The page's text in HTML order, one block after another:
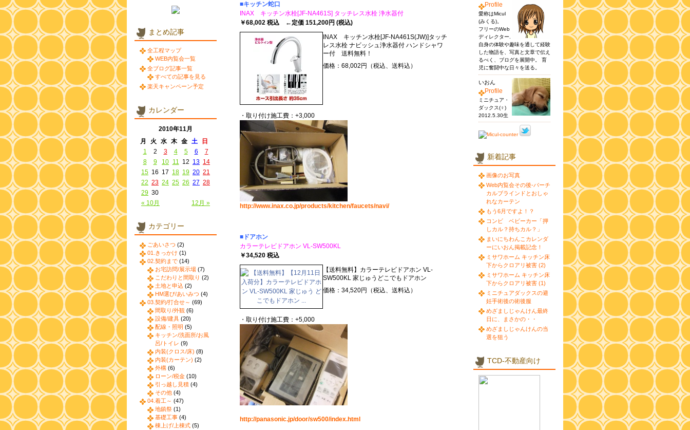
■キッチン蛇口
INAX キッチン水栓[JF-NA461S] タッチレス水栓 浄水器付
￥68,002 税込 ←定価 151,200円 (税込)
INAX キッチン水栓[JF-NA461S(JW)]タッチ
レス水栓 ナビッシュ浄水器付 ハンドシャワ
ー付 送料無料！
価格：68,002円（税込、送料込）
・取り付け施工費：+3,000
http://www.inax.co.jp/products/kitchen/faucets/navi/
■ドアホン
カラーテレビドアホン VL-SW500KL
￥34,520 税込
【送料無料】カラーテレビドアホン VL-
SW500KL 家じゅうどこでもドアホン
価格：34,520円（税込、送料込）
・取り付け施工費：+5,000
http://panasonic.jp/door/sw500/index.html
まとめ記事
全工程マップ
WEB内覧会一覧
全ブログ記事一覧
すべての記事を見る
楽天キャンペーン予定
カレンダー
2010年11月
月
火 水 木 金 土 日
« 10月 12月 »
1 2 3 4 5 6
7
8
9 10 11 12 13 14
15 16 17 18 19 20 21
22 23 24 25 26 27 28
29 30
カテゴリー
ごあいさつ (2)
01.きっかけ (1)
02.契約まで (14)
お宅訪問/展示場 (7)
こだわりと間取り (2)
土地と申込 (2)
HM選び/あいみつ (4)
03.契約/打合せ～ (69)
間取り/外観 (6)
設備/建具 (20)
配線・照明 (5)
キッチン/洗面所/お風
呂/トイレ (9)
内装(クロス/床) (8)
内装(カーテン) (2)
外構 (6)
ローン/税金 (10)
引っ越し見積 (4)
その他 (4)
04.着工～ (47)
地鎮祭 (1)
基礎工事 (4)
棟上げ/上棟式 (5)
Profile
愛称はMicul
(みくる)。
フリーのWeb
ディレクター.
自身の体験や趣味を通して経験
した物語を、写真と文章で伝え
るべく、ブログを展開中。 育
児に奮闘中な日々を送る。
いおん
Profile
ミニチュア・
ダックス(♀)
2012.5.30生
新着記事
画像のお写真
Web内覧会その後-バーチ
カルブラインドとおしゃ
れなカーテン
もう6月ですよ！？
コンビ ベビーカー「押
しカル？持ちカル？」
まいにちわんこカレンダ
ーにいおん掲載記念！
ミサワホーム キッチン床
下からクロアリ被害 (2)
ミサワホーム キッチン床
下からクロアリ被害 (1)
ミニチュアダックスの避
妊手術後の術後服
めざましじゃんけん最終
日に、まさかの・・
めざましじゃんけんの当
選を狙う
TCD-不動産向け